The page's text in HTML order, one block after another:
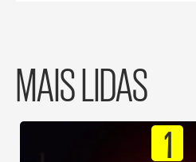
MAIS LIDAS
1